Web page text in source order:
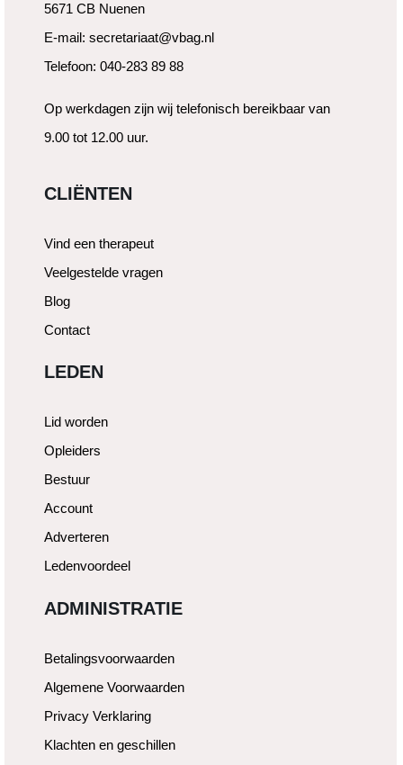
5671 CB Nuenen
E-mail: secretariaat@vbag.nl
Telefoon: 040-283 89 88
Op werkdagen zijn wij telefonisch bereikbaar van
9.00 tot 12.00 uur.
CLIËNTEN
Vind een therapeut
Veelgestelde vragen
Blog
Contact
LEDEN
Lid worden
Opleiders
Bestuur
Account
Adverteren
Ledenvoordeel
ADMINISTRATIE
Betalingsvoorwaarden
Algemene Voorwaarden
Privacy Verklaring
Klachten en geschillen